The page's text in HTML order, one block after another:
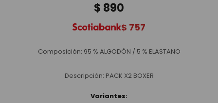
$ 890
$ 757
Composición: 95 % ALGODÓN / 5 % ELASTANO
Descripción: PACK X2 BOXER
Variantes: